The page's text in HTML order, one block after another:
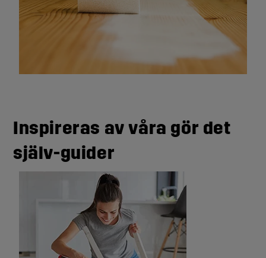
Inspireras av våra gör det
själv-guider